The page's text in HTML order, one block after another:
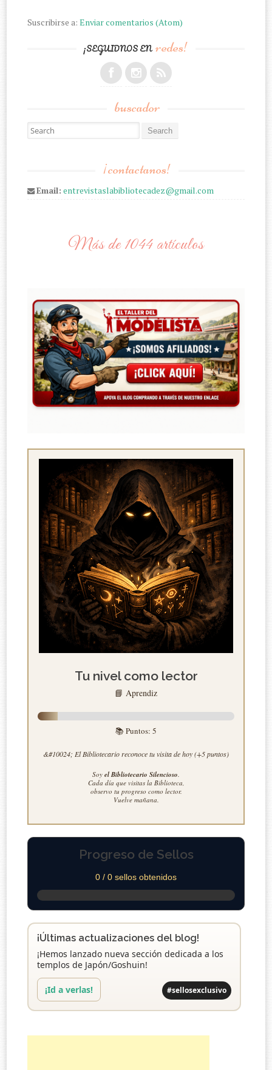
Suscribirse a:Enviar comentarios (Atom)
¡SEGUIDNOS ENredes!
buscador
Search for:
¡contactanos!
Email: entrevistaslabibliotecadez@gmail.com
Más de 1044 artículos
Tu nivel como lector
📘 Aprendiz
📚 Puntos: 5
&#10024; El Bibliotecario reconoce tu visita de hoy (+5 puntos)
Soy el Bibliotecario Silencioso.
Cada día que visitas la Biblioteca,
observo tu progreso como lector.
Vuelve mañana.
Progreso de Sellos
0 / 0 sellos obtenidos
¡Últimas actualizaciones del blog!
¡Hemos lanzado nueva sección dedicada a los
templos de Japón/Goshuin!
¡Id a verlas! #sellosexclusivo